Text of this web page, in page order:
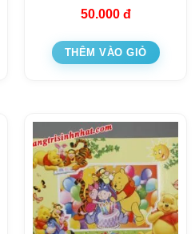
50.000 đ
THÊM VÀO GIỎ